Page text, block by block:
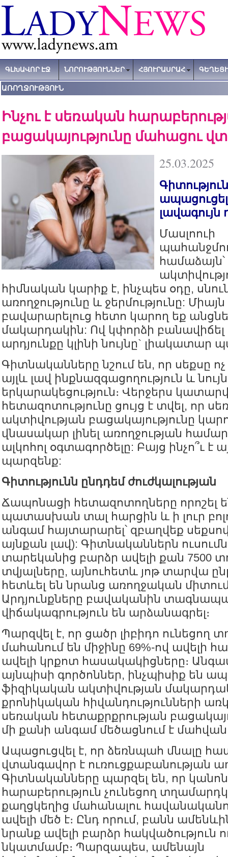
ԳԼԽԱՎՈՐ ԷՋ ՆՈՐՈՒԹՅՈՒՆՆԵՐ ՀՅՈՒՐԱՍՐԱՀ
ԱՌՈՂՋՈՒԹՅՈՒՆ
Ինչու է սեռական
բացակայությունը մահացու
25.03.2025
ապացուցել
լավագույն
Մասլոուի
հիմնական կարիք է, ինչպես օդը,
առողջությունը և ջերմությունը:
բավարարելուց հետո կարող եք
մակարդակին: Ով կփորձի
արդյունքը կլինի նույնը` լիակատար
Գիտնականները նշում են, որ սեքսը ոչ
այլև լավ ինքնազգացողություն և
երկարակեցություն։ Վերջերս
հետազոտությունը ցույց է տվել, որ
ակտիվության բացակայությունը
վնասակար լինել առողջության
ալկոհոլ օգտագործելը: Բայց ինչո՞ւ է
պարզենք:
Գիտությունն ընդդեմ ժուժկալության
Ճապոնացի հետազոտողները որոշել
պատասխան տալ հարցին և ի լուր
անգամ հայտարարել՝ զբաղվեք
այնքան լավ): Գիտնականներն
տարեկանից բարձր ավելի քան 7500
տվյալները, այնուհետև յոթ տարվա
հետևել են նրանց առողջական
Արդյունքները բավականին
վիճակագրություն են արձանագրել։
Պարզվել է, որ ցածր լիբիդո ունեցող
մահանում են միջինը 69%-ով ավելի
ավելի կրքոտ հասակակիցները։
այնպիսի գործոններ, ինչպիսիք են
ֆիզիկական ակտիվության
քրոնիկական հիվանդությունների
սեռական հետաքրքրության
մի քանի անգամ մեծացնում է մահվան
Ապացուցվել է, որ ձեռնպահ մնալը
վտանգավոր է ուռուցքաբանության
Գիտնականները պարզել են, որ
հարաբերություն չունեցող
քաղցկեղից մահանալու
ավելի մեծ է։ Ընդ որում, բանն ամենևին
նրանք ավելի բարձր հակվածություն
նկատմամբ։ Պարզապես, ամենայն